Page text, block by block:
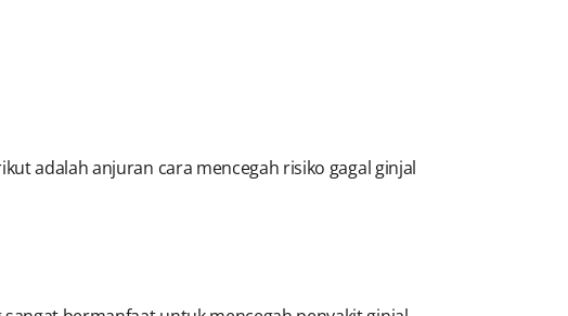
adalah anjuran cara mencegah risiko gagal ginjal